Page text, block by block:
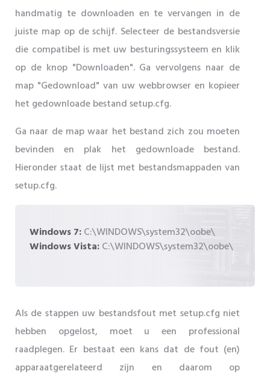
handmatig te downloaden en te vervangen in de
juiste map op de schijf. Selecteer de bestandsversie
die compatibel is met uw besturingssysteem en klik
op de knop "Downloaden". Ga vervolgens naar de
map "Gedownload" van uw webbrowser en kopieer
het gedownloade bestand setup.cfg.
Ga naar de map waar het bestand zich zou moeten
bevinden en plak het gedownloade bestand.
Hieronder staat de lijst met bestandsmappaden van
setup.cfg.
Windows 7:C:\WINDOWS\system32\oobe\
Windows Vista:C:\WINDOWS\system32\oobe\
Als de stappen uw bestandsfout met setup.cfg niet
hebben opgelost, moet u een professional
raadplegen. Er bestaat een kans dat de fout (en)
apparaatgerelateerd zijn en daarom op